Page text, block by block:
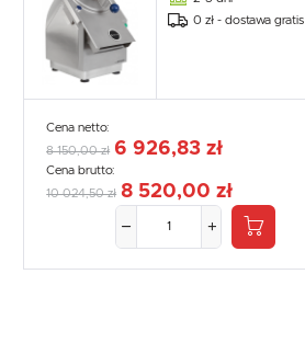
0 zł - dostawa gratis
Cena netto:
8 150,00 zł 6 926,83 zł
Cena brutto:
10 024,50 zł 8 520,00 zł